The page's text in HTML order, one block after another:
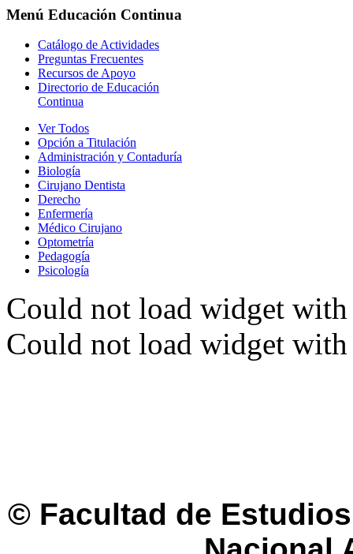
Menú Educación Continua
Catálogo de Actividades
Preguntas Frecuentes
Recursos de Apoyo
Directorio de Educación
Continua
Ver Todos
Opción a Titulación
Administración y Contaduría
Biología
Cirujano Dentista
Derecho
Enfermería
Médico Cirujano
Optometría
Pedagogía
Psicología
Could not load widget
Could not load widget
© Facultad de